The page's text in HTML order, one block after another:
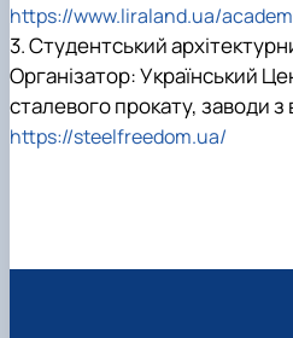
https://www.liraland.ua/
3. Студентський
Організатор: Український
сталевого прокату, заводи з
https://steelfreedom.ua/